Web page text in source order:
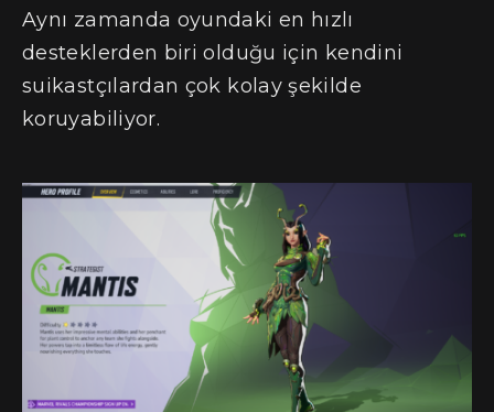
Aynı zamanda oyundaki en hızlı
desteklerden biri olduğu için kendini
suikastçılardan çok kolay şekilde
koruyabiliyor.